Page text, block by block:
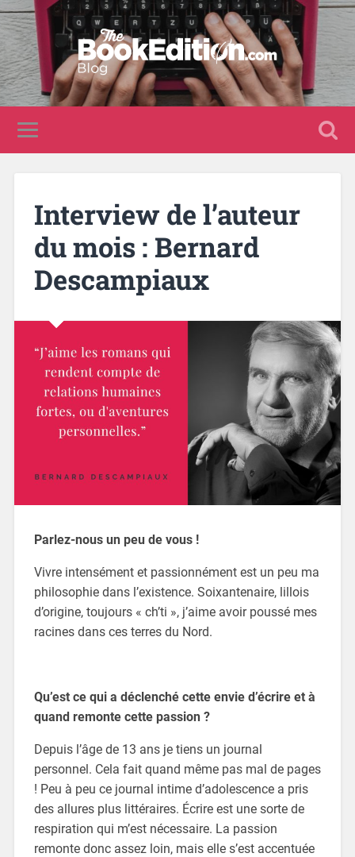
Interview de l’auteur
du mois : Bernard
Descampiaux
Parlez-nous un peu de vous !
Vivre intensément et passionnément est un peu ma
philosophie dans l’existence. Soixantenaire, lillois
d’origine, toujours « ch’ti », j’aime avoir poussé mes
racines dans ces terres du Nord.
Qu’est ce qui a déclenché cette envie d’écrire et à
quand remonte cette passion ?
Depuis l’âge de 13 ans je tiens un journal
personnel. Cela fait quand même pas mal de pages
! Peu à peu ce journal intime d’adolescence a pris
des allures plus littéraires. Écrire est une sorte de
respiration qui m’est nécessaire. La passion
remonte donc assez loin, mais elle s’est accentuée